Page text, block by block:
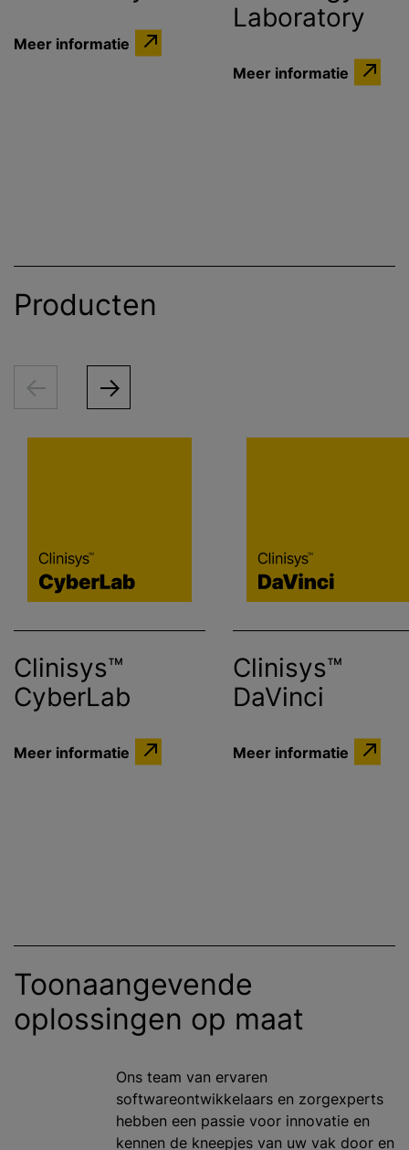
Meer informatie
Laboratory
Meer informatie
Producten
Clinisys™
CyberLab
Meer informatie
Clinisys™
DaVinci
Meer informatie
Toonaangevende
oplossingen op maat
Ons team van ervaren
softwareontwikkelaars en zorgexperts
hebben een passie voor innovatie en
kennen de kneepjes van uw vak door en